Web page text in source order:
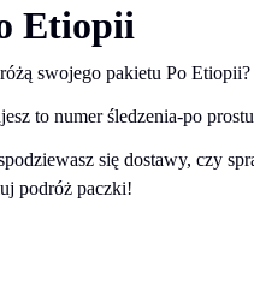
Etiopii
swojego pakietu Po
to numer śledzenia-po
się dostawy, czy
podróż paczki!